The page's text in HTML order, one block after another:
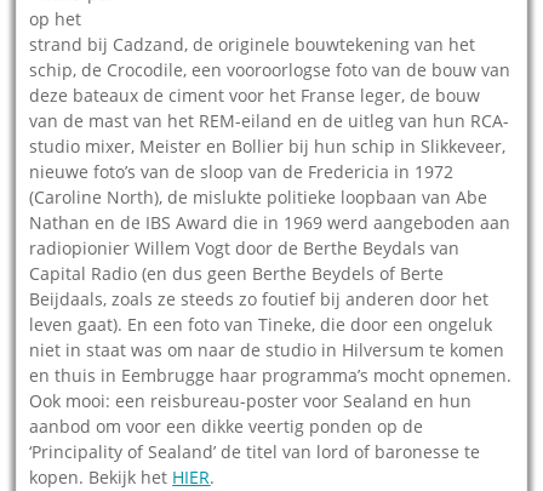
op het
strand bij Cadzand, de originele bouwtekening van het
schip, de Crocodile, een vooroorlogse foto van de bouw van
deze bateaux de ciment voor het Franse leger, de bouw
van de mast van het REM-eiland en de uitleg van hun RCA-
studio mixer, Meister en Bollier bij hun schip in Slikkeveer,
nieuwe foto’s van de sloop van de Fredericia in 1972
(Caroline North), de mislukte politieke loopbaan van Abe
Nathan en de IBS Award die in 1969 werd aangeboden aan
radiopionier Willem Vogt door de Berthe Beydals van
Capital Radio (en dus geen Berthe Beydels of Berte
Beijdaals, zoals ze steeds zo foutief bij anderen door het
leven gaat). En een foto van Tineke, die door een ongeluk
niet in staat was om naar de studio in Hilversum te komen
en thuis in Eembrugge haar programma’s mocht opnemen.
Ook mooi: een reisbureau-poster voor Sealand en hun
aanbod om voor een dikke veertig ponden op de
‘Principality of Sealand’ de titel van lord of baronesse te
kopen. Bekijk het HIER.